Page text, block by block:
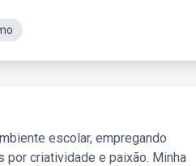
escolar, empregando
criatividade e paixão. Minha